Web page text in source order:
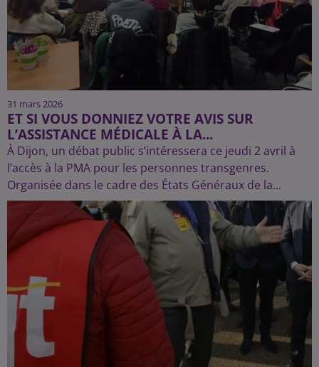
31 mars 2026
ET SI VOUS DONNIEZ VOTRE AVIS SUR
L’ASSISTANCE MÉDICALE À LA...
À Dijon, un débat public s’intéressera ce jeudi 2 avril à
l’accès à la PMA pour les personnes transgenres.
Organisée dans le cadre des États Généraux de la...